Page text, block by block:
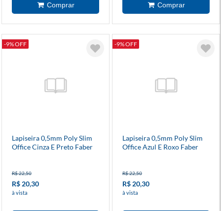
-9% OFF
Lapiseira 0,5mm Poly Slim
Office Cinza E Preto Faber
R$ 22,50
R$ 20,30
à vista
-9% OFF
Lapiseira 0,5mm Poly Slim
Office Azul E Roxo Faber
R$ 22,50
R$ 20,30
à vista